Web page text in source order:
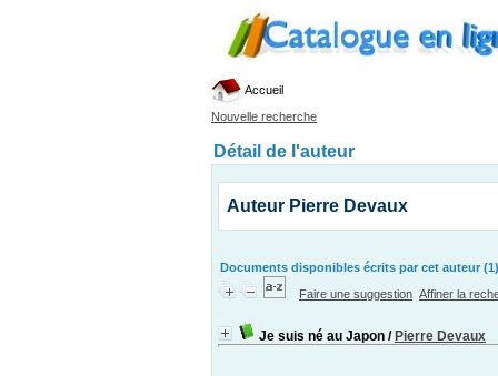
Accueil
Nouvelle recherche
Détail de l'auteur
Auteur Pierre Devaux
Documents disponibles écrits par cet auteur (1)
Faire une suggestion Affiner la
Je suis né au Japon / Pierre Devaux